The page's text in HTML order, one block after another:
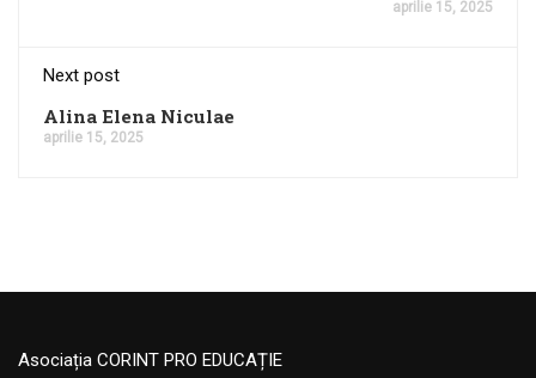
aprilie 15, 2025
Next post
Alina Elena Niculae
aprilie 15, 2025
Asociația CORINT PRO EDUCAȚIE